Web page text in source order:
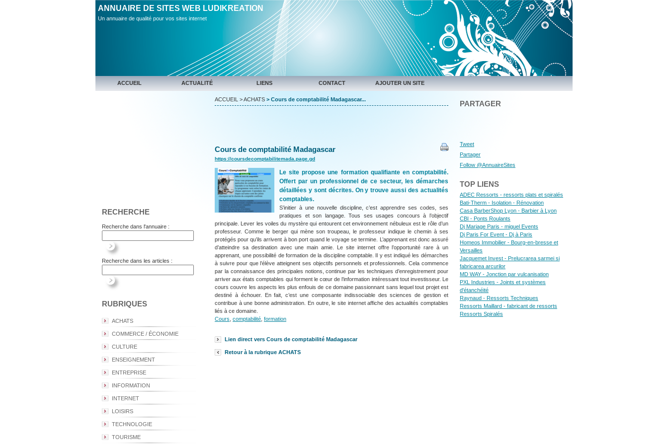
ANNUAIRE DE SITES WEB LUDIKREATION
Un annuaire de qualité pour vos sites internet
ACCUEIL ACTUALITÉ LIENS CONTACT AJOUTER UN SITE
RECHERCHE
Recherche dans l'annuaire :
Recherche dans les articles :
RUBRIQUES
ACHATS
COMMERCE / ÉCONOMIE
CULTURE
ENSEIGNEMENT
ENTREPRISE
INFORMATION
INTERNET
LOISIRS
TECHNOLOGIE
TOURISME
ACCUEIL >ACHATS > Cours de comptabilité Madagascar...
Cours de comptabilité Madagascar
https://coursdecomptabilitemada.page.gd
Le site propose une formation qualifiante en comptabilité.
Offert par un professionnel de ce secteur, les démarches
détaillées y sont décrites. On y trouve aussi des actualités
comptables.
S’initier à une nouvelle discipline, c’est apprendre ses codes, ses
pratiques et son langage. Tous ses usages concours à l’objectif
principale. Lever les voiles du mystère qui entourent cet environnement nébuleux est le rôle d’un
professeur. Comme le berger qui mène son troupeau, le professeur indique le chemin à ses
protégés pour qu’ils arrivent à bon port quand le voyage se termine. L’apprenant est donc assuré
d’atteindre sa destination avec une main amie. Le site internet offre l’opportunité rare à un
apprenant, une possibilité de formation de la discipline comptable. Il y est indiqué les démarches
à suivre pour que l’élève atteignent ses objectifs personnels et professionnels. Cela commence
par la connaissance des principales notions, continue par les techniques d’enregistrement pour
arriver aux états comptables qui forment le cœur de l’information intéressant tout investisseur. Le
cours couvre les aspects les plus enfouis de ce domaine passionnant sans lequel tout projet est
destiné à échouer. En fait, c’est une composante indissociable des sciences de gestion et
contribue à une bonne administration. En outre, le site internet affiche des actualités comptables
liés à ce domaine.
Cours comptabilité formation
Lien direct vers Cours de comptabilité Madagascar
Retour à la rubrique ACHATS
PARTAGER
Tweet
Partager
Follow @AnnuaireSites
TOP LIENS
ADEC Ressorts - ressorts plats et spiralés
Bati-Therm - Isolation - Rénovation
Casa BarberShop Lyon - Barbier à Lyon
CBI - Ponts Roulants
Dj Mariage Paris - miguel Events
Dj Paris For Event - Dj à Paris
Homeos Immobilier - Bourg-en-bresse et
Versailles
Jacquemet Invest - Prelucrarea sarmei si
fabricarea arcurilor
MD WAY - Jonction par vulcanisation
PXL Industries - Joints et systèmes
d'étanchéité
Raynaud - Ressorts Techniques
Ressorts Maillard - fabricant de ressorts
Ressorts Spiralés